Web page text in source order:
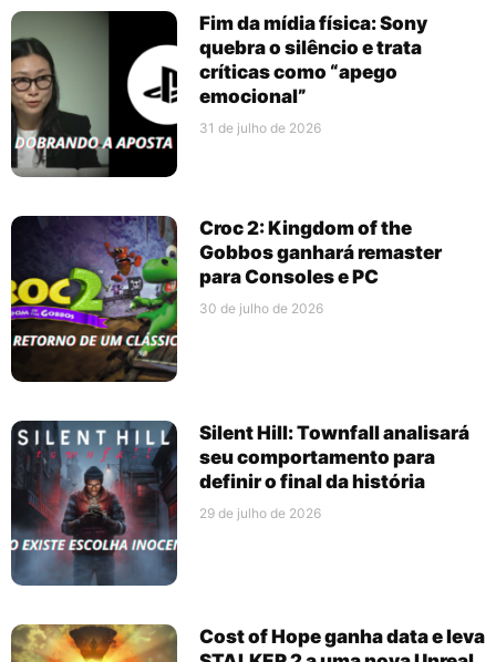
Fim da mídia física: Sony
quebra o silêncio e trata
críticas como “apego
emocional”
31 de julho de 2026
Croc 2: Kingdom of the
Gobbos ganhará remaster
para Consoles e PC
30 de julho de 2026
Silent Hill: Townfall analisará
seu comportamento para
definir o final da história
29 de julho de 2026
Cost of Hope ganha data e leva